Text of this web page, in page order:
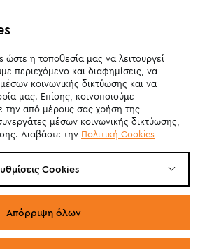
25/10)
η τοποθεσία μας να λειτουργεί
περιεχόμενο και διαφημίσεις, να
κοινωνικής δικτύωσης και να
μας. Επίσης, κοινοποιούμε
την από μέρους σας χρήση της
μέσων κοινωνικής δικτύωσης,
Διαβάστε την Πολιτική Cookies
Cookies
Απόρριψη όλων